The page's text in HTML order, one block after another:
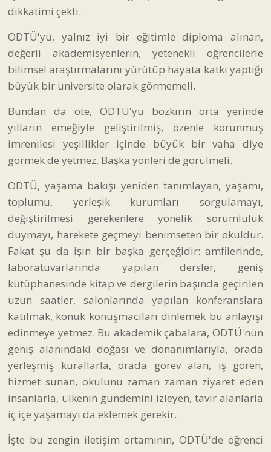
dikkatimi çekti.
ODTÜ'yü, yalnız iyi bir eğitimle diploma alınan,
değerli akademisyenlerin, yetenekli öğrencilerle
bilimsel araştırmalarını yürütüp hayata katkı yaptığı
büyük bir üniversite olarak görmemeli.
Bundan da öte, ODTÜ'yü bozkırın orta yerinde
yılların emeğiyle geliştirilmiş, özenle korunmuş
imrenilesi yeşillikler içinde büyük bir vaha diye
görmek de yetmez. Başka yönleri de görülmeli.
ODTÜ, yaşama bakışı yeniden tanımlayan, yaşamı,
toplumu, yerleşik kurumları sorgulamayı,
değiştirilmesi gerekenlere yönelik sorumluluk
duymayı, harekete geçmeyi benimseten bir okuldur.
Fakat şu da işin bir başka gerçeğidir: amfilerinde,
laboratuvarlarında yapılan dersler, geniş
kütüphanesinde kitap ve dergilerin başında geçirilen
uzun saatler, salonlarında yapılan konferanslara
katılmak, konuk konuşmacıları dinlemek bu anlayışı
edinmeye yetmez. Bu akademik çabalara, ODTÜ'nün
geniş alanındaki doğası ve donanımlarıyla, orada
yerleşmiş kurallarla, orada görev alan, iş gören,
hizmet sunan, okulunu zaman zaman ziyaret eden
insanlarla, ülkenin gündemini izleyen, tavır alanlarla
iç içe yaşamayı da eklemek gerekir.
İşte bu zengin iletişim ortamının, ODTÜ'de öğrenci